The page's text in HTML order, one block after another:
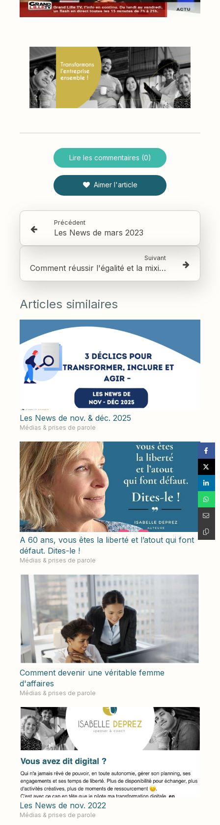
Lire les commentaires (0)
Aimer l'article
Précédent
Les News de mars 2023
Suivant
Comment réussir l'égalité et la mixité professionnelle femmes-hommes en entreprise ?
Articles similaires
Les News de nov. & déc. 2025
Médias & prises de parole
A 60 ans, vous êtes la liberté et l’atout qui font
défaut. Dites-le !
Médias & prises de parole
Comment devenir une véritable femme
d'affaires
Médias & prises de parole
Les News de nov. 2022
Médias & prises de parole